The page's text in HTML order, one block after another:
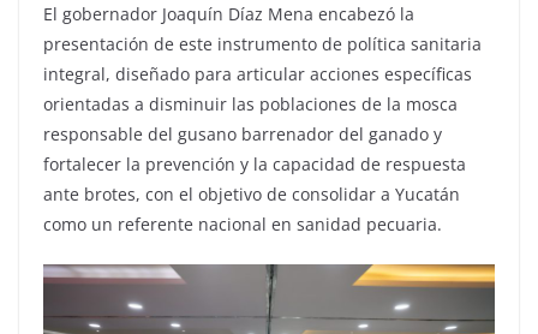
El gobernador Joaquín Díaz Mena encabezó la
presentación de este instrumento de política sanitaria
integral, diseñado para articular acciones específicas
orientadas a disminuir las poblaciones de la mosca
responsable del gusano barrenador del ganado y
fortalecer la prevención y la capacidad de respuesta
ante brotes, con el objetivo de consolidar a Yucatán
como un referente nacional en sanidad pecuaria.